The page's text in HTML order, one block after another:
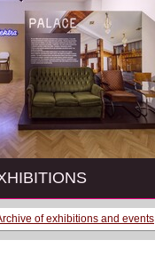
of exhibitions and events